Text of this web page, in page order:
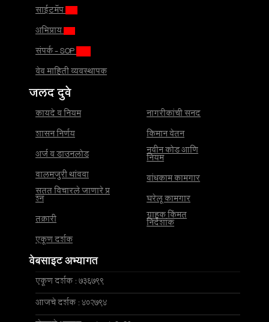
साईटमॅप
अभिप्राय
संपर्क - SOP
वेब माहिती व्यवस्थापक
जलद दुवे
कायदे व नियम
शासन निर्णय
अर्ज व डाउनलोड
बालमजुरी थांबवा
सतत विचारले जाणारे प्र
श्न
तक्रारी
एकूण दर्शक
नागरीकांची सनद
किमान वेतन
नवीन कोड आणि
नियम
बांधकाम कामगार
घरेलू कामगार
ग्राहक किंमत
निर्देशांक
वेबसाइट अभ्यागत
एकूण दर्शक : 736799
आजचे दर्शक : 402794